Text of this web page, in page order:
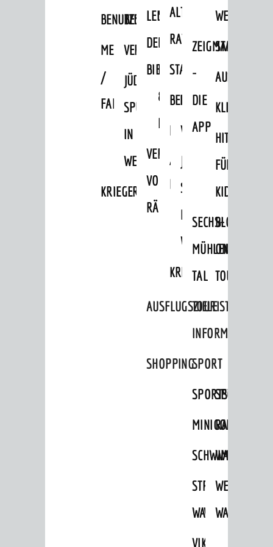
BENUTZUNG
MELDEKARTEI
/
FAMILIENFORSCHUNG
BESTANDSÜBERSICHT
VERÖFFENTLICHUNGEN
JÜDISCHE
SPUREN
IN
WEINHEIM
KRIEGERDENKMAL
LEIHVERKEHR
DER
BIBLIOTHEK
SERVICE
FÜR
LEHRER/INNEN
&
ERZIEHER/INNEN
VERMIETUNG
VON
RÄUMEN
ALTEN
RATHAUS
STADTARCHIV
BENUTZUNG
MELDEKARTEI
/
FAMILIENFORSCHUNG
JÜDISCHE
SPUREN
IN
WEINHEIM
KRIEGERDENKMAL
WEG
ZEIGMAL
-
DIE
APP
STADTTEILE
HITS
FÜR
KIDS
SECHS-
MÜHLEN-
TAL
BLOGGER
ON
TOUR
AUSFLUGSZIELE
TOURIST
INFORMATION
SHOPPINGSPORT
SPORTSTÄTTEN
MINIGOLFRADFAHREN
SCHWIMMEN
STRANDBAD
WAIDSEE
TSG
VIKTOR-
WANDERN
WEINHEIMER
ENTWICKLUNG
Aktuelle Bauprojekte
Aktuelle Beteiligungen in der
Stadtentwicklung
Stadtentwicklung /
Verkehrsplanung